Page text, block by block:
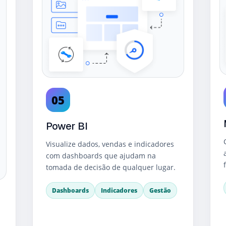
05
Power BI
Visualize dados, vendas e indicadores
com dashboards que ajudam na
tomada de decisão de qualquer lugar.
Dashboards Indicadores Gestão